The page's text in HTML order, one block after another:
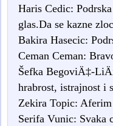
Haris Cedic:
glas.Da se kazne
Bakira Hasecic:
Ceman Ceman:
Šefka BegoviÄ‡-
hrabrost, istrajnost i
Zekira Topic: Aferim
Serifa Vunic: Svaka